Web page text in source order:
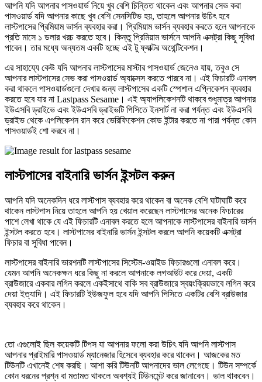
আপনি যদি আপনার পাসওয়ার্ড নিয়ে খুব বেশি চিন্তিত থাকেন এবং আপনার সেভ করা
পাসওয়ার্ড যদি আপনার কাছে খুব বেশি সেনসিটিভ হয়, তাহলে আপনার উচিৎ হবে
লাস্টপাসের প্রিমিয়াম ভার্সন ব্যবহার করা। প্রিমিয়াম ভার্সন ব্যবহার করতে হলে আপনাকে
প্রতি মাসে ১ ডলার খরচ করতে হবে। কিন্তু প্রিমিয়াম ভার্সনে আপনি এক্সট্রা কিছু সুবিধা
পাবেন। তার মধ্যে অন্যতম একটি হচ্ছে এই টু ফ্যাক্টর অথেন্টিকেশন।
এর সাহায্যে কেউ যদি আপনার লাস্টপাসের মাস্টার পাসওয়ার্ড জেনেও যায়, তবুও সে
আপনার লাস্টপাসের সেভ করা পাসওয়ার্ড অ্যাক্সেস করতে পারবে না। এই ফিচারটি এনাবল
করা থাকলে পাসওয়ার্ডগুলো দেখার জন্য লাস্টপাসের একটি স্পেশাল এপ্লিকেশন ব্যবহার
করতে হবে যার না Lastpass Sesame। এই অ্যাপলিকেশনটি থাকবে শুধুমাত্র আপনার
ইউএসবি ড্রাইভে এবং ইউএসবি ড্রাইভটি পিসিতে ইনসার্ট না করা পর্যন্ত এবং ইউএসবি
ড্রাইভ থেকে এপলিকেশন রান করে ভেরিফিকেশন কোড ইন্টার করতে না পারা পর্যন্ত কোন
পাসওয়ার্ডই শো করবে না।
লাস্টপাসের বাইনারি ভার্সন ইন্সটল করুন
আপনি যদি অনেকদিন ধরে লাস্টপাস ব্যবহার করে থাকেন বা অনেক বেশি ঘাটাঘাটি করে
থাকেন লাস্টপাস নিয়ে তাহলে আপনি হয় খেয়াল করেছেন লাস্টপাসের অনেক ফিচারের
পাশে লেখা থাকে যে এই ফিচারটি এনাবল করতে হলে আপনাকে লাস্টপাসের বাইনারি ভার্সন
ইন্সটল করতে হবে। লাস্টপাসের বাইনারি ভার্সন ইন্সটল কর‍লে আপনি কয়েকটি এক্সট্রা
ফিচার বা সুবিধা পাবেন।
লাস্টপাসের বাইনারি ভারশনটি লাস্টপাসের সিস্টেম-ওয়াইড ফিচারগুলো এনাবল করে।
যেমন আপনি অনেকক্ষন ধরে কিছু না করলে আপনাকে লগআউট করে দেয়া, একটি
ব্রাউজারে একবার লগিন করলে একইসাথে বাকি সব ব্রাউজারে স্বয়ংক্রিয়ভাবে লগিন করে
দেয়া ইত্যাদি। এই ফিচারটি ইউজফুল হবে যদি আপনি পিসিতে একটির বেশি ব্রাউজার
ব্যবহার করে থাকেন।
তো এগুলোই ছিল কয়েকটি টিপস যা আপনার ফলো করা উচিৎ যদি আপনি লাস্টপাস
আপনার প্রাইমারি পাসওয়ার্ড ম্যানেজার হিসেবে ব্যবহার করে থাকেন। আজকের মত
টিউনটি এখানেই শেষ করছি। আশা করি টিউনটি আপনাদের ভাল লেগেছে। টিউন সম্পর্কে
কোন ধরনের প্রশ্ন বা মতামত থাকলে অবশ্যই টিউনমেন্ট করে জানাবেন। ভাল থাকবেন।